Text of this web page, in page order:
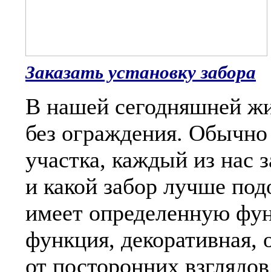
Заказать установку забора
В нашей сегодняшней
без ограждения. Обычно
участка, каждый из нас
и какой забор лучше
имеет определенную
функция, декоративная,
от посторонних